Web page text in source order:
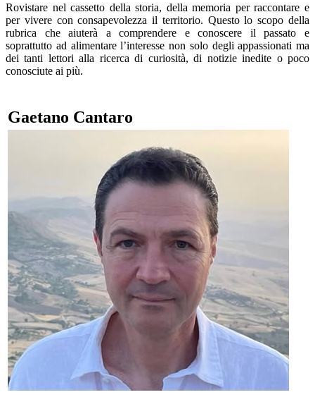
Rovistare nel cassetto della storia, della memoria per raccontare e
per vivere con consapevolezza il territorio. Questo lo scopo della
rubrica che aiuterà a comprendere e conoscere il passato e
soprattutto ad alimentare l’interesse non solo degli appassionati ma
dei tanti lettori alla ricerca di curiosità, di notizie inedite o poco
conosciute ai più.
Gaetano Cantaro